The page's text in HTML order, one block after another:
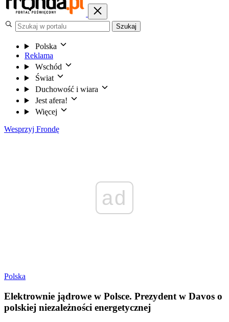
Szukaj
Polska
Reklama
Wschód
Świat
Duchowość i wiara
Jest afera!
Więcej
Wesprzyj Frondę
ad
Polska
Elektrownie jądrowe w Polsce. Prezydent w Davos o
polskiej niezależności energetycznej